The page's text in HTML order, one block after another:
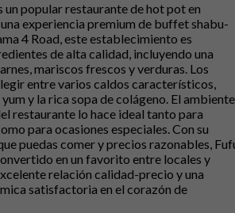
un popular restaurante de hot pot en
experiencia premium de buffet shabu-
4 Road, este establecimiento es
de alta calidad, incluyendo una
mariscos frescos y verduras. Los
entre varios caldos característicos,
y la rica sopa de colágeno. El ambiente
restaurante lo hace ideal tanto para
para ocasiones especiales. Con su
puedas comer y precios razonables,
en un favorito entre locales y
relación calidad-precio y una
satisfactoria en el corazón de